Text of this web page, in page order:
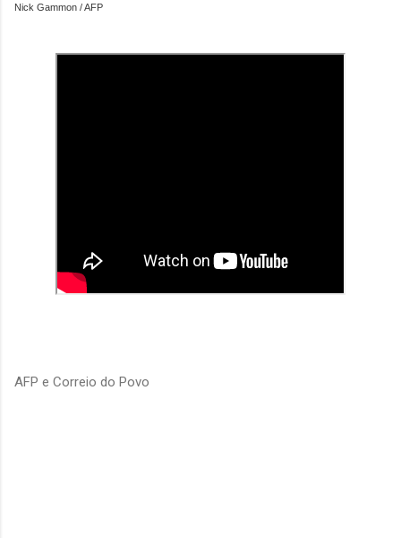
Nick Gammon / AFP
AFP e Correio do Povo